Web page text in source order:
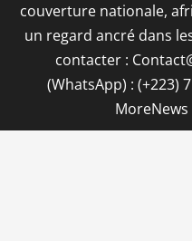
couverture nationale,
un regard ancré dans
contacter :
(WhatsApp) : (+223)
MoreNews